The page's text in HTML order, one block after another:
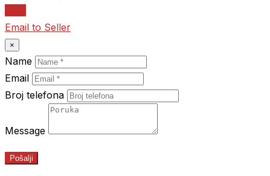
Email to Seller
×
Name
Email
Broj telefona
Message
Pošalji